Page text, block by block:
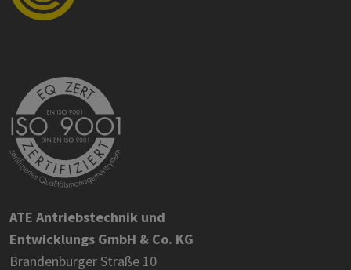
ATE Antriebstechnik und
Entwicklungs GmbH & Co. KG
Brandenburger Straße 10